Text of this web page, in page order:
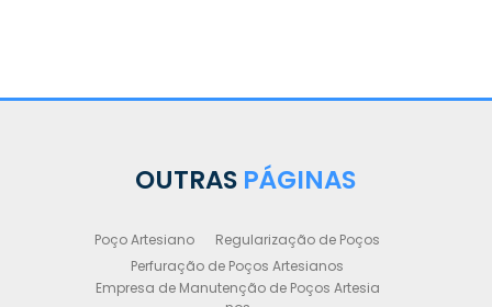
OUTRAS PÁGINAS
Poço Artesiano
Regularização de Poços
Perfuração de Poços Artesianos
Empresa de Manutenção de Poços Artesia